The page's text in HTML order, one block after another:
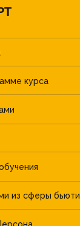
курса
из сферы бьюти